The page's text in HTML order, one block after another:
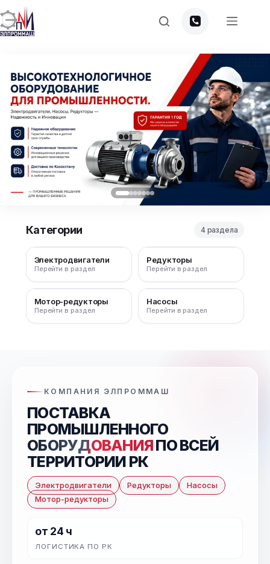
Категории 4 раздела
Электродвигатели
Перейти в раздел
Редукторы
Перейти в раздел
Мотор-редукторы
Перейти в раздел
Насосы
Перейти в раздел
КОМПАНИЯ ЭЛПРОММАШ
ПОСТАВКА
ПРОМЫШЛЕННОГО
ОБОРУДОВАНИЯПО ВСЕЙ
ТЕРРИТОРИИ РК
Электродвигатели Редукторы
Насосы
Мотор-редукторы
от 24 ч
ЛОГИСТИКА ПО РК